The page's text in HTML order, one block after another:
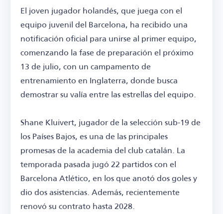
El joven jugador holandés, que juega con el
equipo juvenil del Barcelona, ha recibido una
notificación oficial para unirse al primer equipo,
comenzando la fase de preparación el próximo
13 de julio, con un campamento de
entrenamiento en Inglaterra, donde busca
demostrar su valía entre las estrellas del equipo.
Shane Kluivert, jugador de la selección sub-19 de
los Países Bajos, es una de las principales
promesas de la academia del club catalán. La
temporada pasada jugó 22 partidos con el
Barcelona Atlético, en los que anotó dos goles y
dio dos asistencias. Además, recientemente
renovó su contrato hasta 2028.